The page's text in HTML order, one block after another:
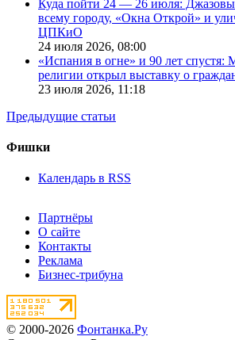
Куда пойти 24 — 26 июля:
всему городу, «Окна Открой» и
ЦПКиО
24 июля 2026, 08:00
«Испания в огне» и 90 лет спустя:
религии открыл выставку о
23 июля 2026, 11:18
Предыдущие статьи
Фишки
Календарь в RSS
Партнёры
О сайте
Контакты
Реклама
Бизнес-трибуна
© 2000-2026 Фонтанка.Ру